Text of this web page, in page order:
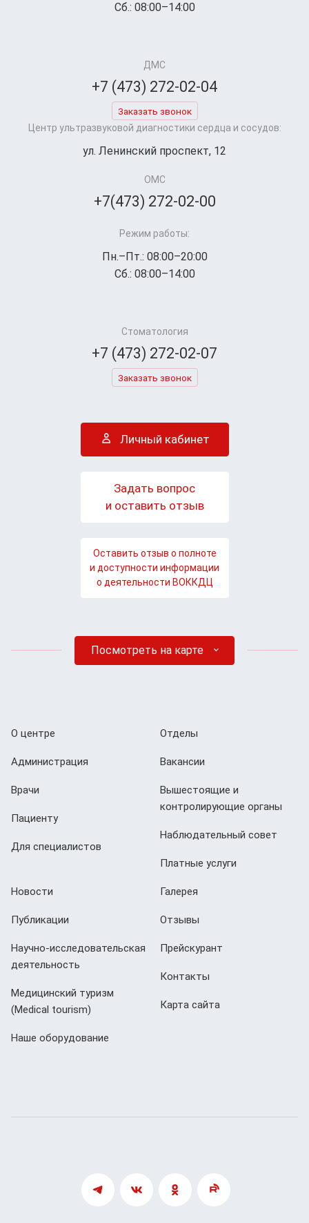
Сб.: 08:00–14:00
ДМС
+7 (473) 272-02-04
Заказать звонок
Центр ультразвуковой диагностики сердца и сосудов:
ул. Ленинский проспект, 12
ОМС
+7(473) 272-02-00
Режим работы:
Пн.–Пт.: 08:00–20:00
Сб.: 08:00–14:00
Стоматология
+7 (473) 272-02-07
Заказать звонок
Личный кабинет
Задать вопрос
и оставить отзыв
Оставить отзыв о полноте
и доступности информации
о деятельности ВОККДЦ
Посмотреть на карте
О центре
Администрация
Врачи
Пациенту
Для специалистов
Отделы
Вакансии
Вышестоящие и
контролирующие органы
Наблюдательный совет
Платные услуги
Новости
Публикации
Научно-исследовательская
деятельность
Медицинский туризм
(Мedical tourism)
Наше оборудование
Галерея
Отзывы
Прейскурант
Контакты
Карта сайта